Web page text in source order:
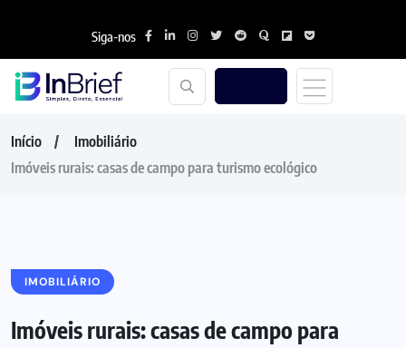
Siga-nos
Início
Imobiliário
Imóveis rurais: casas de campo para turismo ecológico
IMOBILIÁRIO
Imóveis rurais: casas de campo para